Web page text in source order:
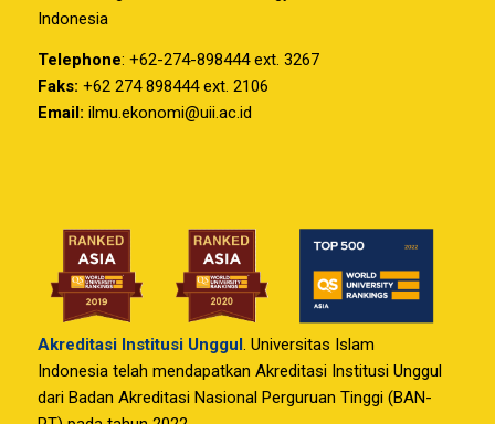
Indonesia
Telephone: +62-274-898444 ext. 3267
Faks: +62 274 898444 ext. 2106
Email: ilmu.ekonomi@uii.ac.id
Akreditasi Institusi Unggul . Universitas Islam
Indonesia telah mendapatkan Akreditasi Institusi Unggul
dari Badan Akreditasi Nasional Perguruan Tinggi (BAN-